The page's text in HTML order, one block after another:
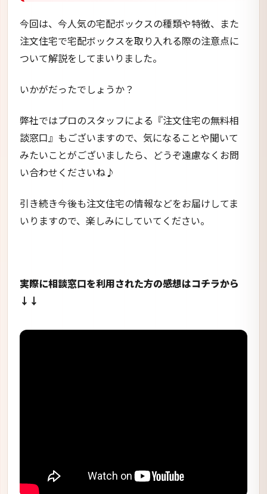
今回は、今人気の宅配ボックスの種類や特徴、また
注文住宅で宅配ボックスを取り入れる際の注意点に
ついて解説をしてまいりました。
いかがだったでしょうか？
弊社ではプロのスタッフによる『注文住宅の無料相
談窓口』もございますので、気になることや聞いて
みたいことがございましたら、どうぞ遠慮なくお問
い合わせくださいね♪
引き続き今後も注文住宅の情報などをお届けしてま
いりますので、楽しみにしていてください。
実際に相談窓口を利用された方の感想はコチラから
↓↓